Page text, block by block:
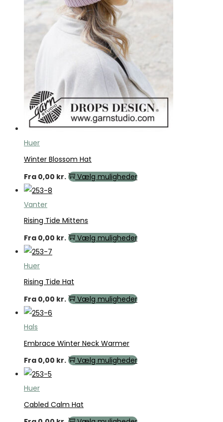
Huer
Winter Blossom Hat
Fra 0,00 kr. Vælg muligheder
Vanter
Rising Tide Mittens
Fra 0,00 kr. Vælg muligheder
Huer
Rising Tide Hat
Fra 0,00 kr. Vælg muligheder
Hals
Embrace Winter Neck Warmer
Fra 0,00 kr. Vælg muligheder
Huer
Cabled Calm Hat